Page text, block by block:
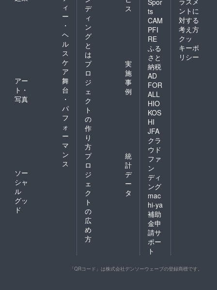
ィ
ー
・
ヘ
ル
ス
ケ
ア
アー
ト・
写真
舞
台
・
パ
フ
ォ
ー
マ
ン
ス
ソー
シャ
ル
グッ
ド
デ
ィ
ン
グ
と
は
ス
プ
ロ
ジ
ェ
ク
ト
の
作
り
方
実
施
事
例
プ
ロ
ジ
ェ
ク
ト
の
広
め
方
統
計
デ
ー
タ
ts
CAM
PFI
RE
ふる
さと
納税
AD
FOR
ALL
HIO
KOS
HI
JFA
クラ
ウド
ファ
ン
ディ
ング
mac
hi-ya
補助
金申
請サ
ポー
ト
ントに
対する
考え方
クッ
キーポ
リシー
「QRコード」は株式会社デンソーウェーブの登録商標です。